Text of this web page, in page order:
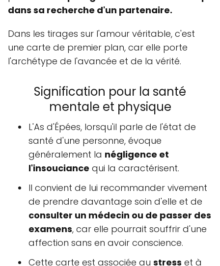
dans sa recherche d'un partenaire.
Dans les tirages sur l'amour véritable, c'est
une carte de premier plan, car elle porte
l'archétype de l'avancée et de la vérité.
Signification pour la santé
mentale et physique
L'As d'Épées, lorsqu'il parle de l'état de
santé d'une personne, évoque
généralement la négligence et
l'insouciance qui la caractérisent.
Il convient de lui recommander vivement
de prendre davantage soin d'elle et de
consulter un médecin ou de passer des
examens, car elle pourrait souffrir d'une
affection sans en avoir conscience.
Cette carte est associée au stress et à